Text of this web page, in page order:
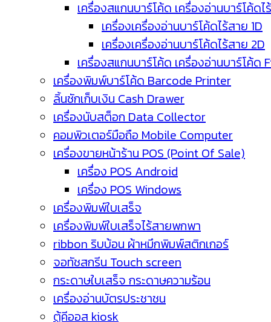
เครื่องสแกนบาร์โค้ด เครื่องอ่านบาร์โค้ดไ
เครื่องเครื่องอ่านบาร์โค้ดไร้สาย 1D
เครื่องเครื่องอ่านบาร์โค้ดไร้สาย 2D
เครื่องสแกนบาร์โค้ด เครื่องอ่านบาร์โค้ด
เครื่องพิมพ์บาร์โค้ด Barcode Printer
ลิ้นชักเก็บเงิน Cash Drawer
เครื่องนับสต็อก Data Collector
คอมพิวเตอร์มือถือ Mobile Computer
เครื่องขายหน้าร้าน POS (Point Of Sale)
เครื่อง POS Android
เครื่อง POS Windows
เครื่องพิมพ์ใบเสร็จ
เครื่องพิมพ์ใบเสร็จไร้สายพกพา
ribbon ริบบ้อน ผ้าหมึกพิมพ์สติกเกอร์
จอทัชสกรีน Touch screen
กระดาษใบเสร็จ กระดาษความร้อน
เครื่องอ่านบัตรประชาชน
ตู้คีออส kiosk